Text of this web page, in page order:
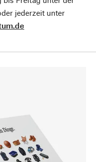
jederzeit unter